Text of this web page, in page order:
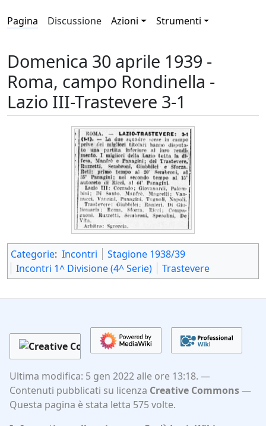
Pagina Discussione Azioni Strumenti
Domenica 30 aprile 1939 -
Roma, campo Rondinella -
Lazio III-Trastevere 3-1
Categorie: Incontri
Stagione 1938/39
Incontri 1^ Divisione (4^ Serie)
Trastevere
Ultima modifica: 5 gen 2022 alle ore 13:18.
Contenuti pubblicati su licenza Creative Commons
Questa pagina è stata letta 575 volte.